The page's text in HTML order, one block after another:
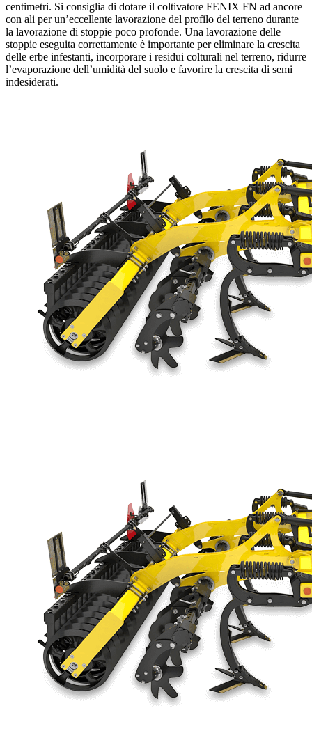
centimetri. Si consiglia di dotare il coltivatore FENIX FN ad ancore
con ali per un’eccellente lavorazione del profilo del terreno durante
la lavorazione di stoppie poco profonde. Una lavorazione delle
stoppie eseguita correttamente è importante per eliminare la crescita
delle erbe infestanti, incorporare i residui colturali nel terreno, ridurre
l’evaporazione dell’umidità del suolo e favorire la crescita di semi
indesiderati.